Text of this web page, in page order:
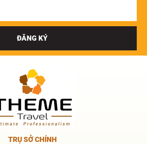
ĐĂNG KÝ
TRỤ SỞ CHÍNH